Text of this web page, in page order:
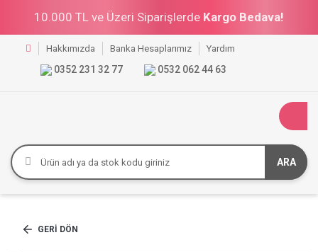
10.000 TL ve Üzeri Siparişlerde Kargo Bedava!
Hakkımızda Banka Hesaplarımız Yardım
0352 231 32 77 0532 062 44 63
ARA
GERI DÖN